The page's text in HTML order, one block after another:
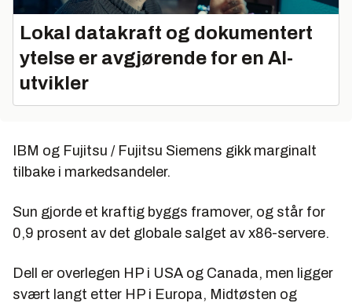
Lokal datakraft og dokumentert
ytelse er avgjørende for en AI-
utvikler
IBM og Fujitsu / Fujitsu Siemens gikk marginalt
tilbake i markedsandeler.
Sun gjorde et kraftig byggs framover, og står for
0,9 prosent av det globale salget av x86-servere.
Dell er overlegen HP i USA og Canada, men ligger
svært langt etter HP i Europa, Midtøsten og